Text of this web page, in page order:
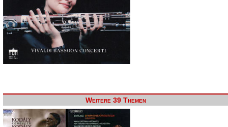
Weitere 39 Themen